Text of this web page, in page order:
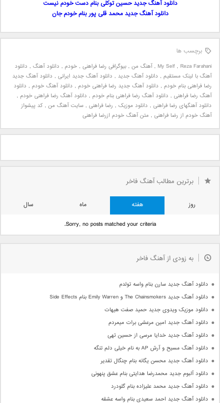
دانلود آهنگ جدید حسین توکلی بنام دست خودم نیست
دانلود آهنگ جدید محمد قلی پور بنام خودم جان
برچسب ها
My Self , Reza Farahani
,آهنگ من , بیوگرافی رضا فراهنی , خودم , دانلود آهنگ , دانلود
آهنگ با لینک مستقیم , دانلود آهنگ جدید , دانلود آهنگ جدید ایرانی , دانلود آهنگ جدید
رضا فراهنی بنام خودم , دانلود آهنگ جدید رضا فراهنی خودم , دانلود آهنگ خودم , دانلود
آهنگ رضا فراهنی , دانلود آهنگ رضا فراهنی بنام خودم , دانلود آهنگ رضا فراهنی خودم ,
دانلود آهنگهای رضا فراهنی , دانلود موزیک , رضا فراهنی , سایت آهنگ من , کد پیشواز
آهنگ خودم از رضا فراهنی , متن آهنگ خودم ازرضا فراهنی
برترین مطالب آهنگ فاخر
روز هفته ماه
سال
Sorry, no posts matched your criteria.
به زودی از آهنگ فاخر
دانلود آهنگ جدید سارن بنام واسه تولدم
دانلود آهنگ جدید The Chainsmokers و Emily Warren بنام Side Effects
دانلود موزیک ویدوی جدید حمید صفت هیهات
دانلود آهنگ جدید امین مرعشی برات میمردم
دانلود آهنگ جدید خدایا مرسی از حسین تهی
دانلود آهنگ مسیح و آرش AP به نام خیلی دلم تنگه
دانلود آهنگ جدید محسن یگانه بنام چنگال تقدیر
دانلود آلبوم جدید محمدرضا هدایتی بنام عشق پنهونی
دانلود آهنگ جدید محمد علیزاده بنام گلودرد
دانلود آهنگ جدید احمد سعیدی بنام واسه عشقه